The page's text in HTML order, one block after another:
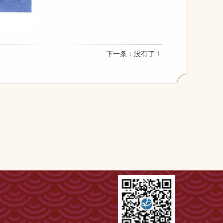
下一条：没有了！